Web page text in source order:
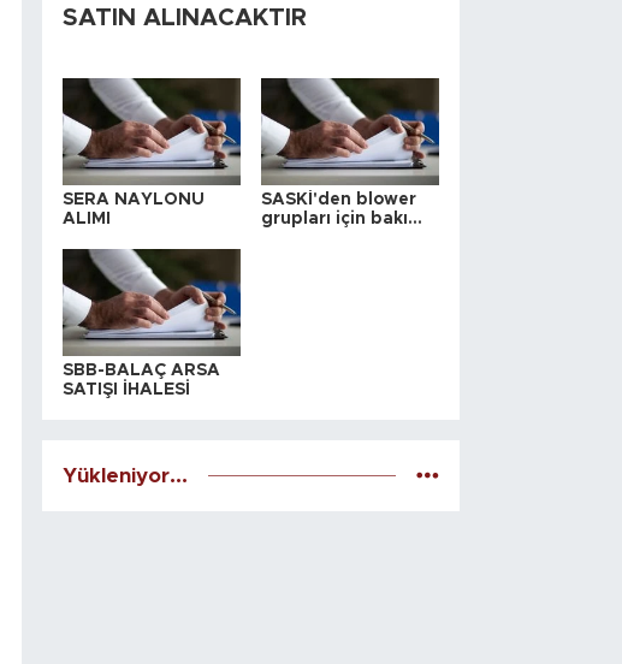
SATIN ALINACAKTIR
SERA NAYLONU
ALIMI
SASKİ'den blower
grupları için bakım
SBB-BALAÇ ARSA
SATIŞI İHALESİ
Yükleniyor...